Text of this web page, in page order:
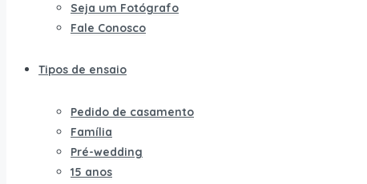
Seja um Fotógrafo
Fale Conosco
Tipos de ensaio
Pedido de casamento
Família
Pré-wedding
15 anos